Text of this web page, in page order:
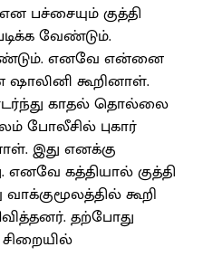
பச்சையும் குத்தி
வேண்டும்.
எனவே என்னை
கூறினாள்.
காதல் தொல்லை
போலீசில் புகார்
இது எனக்கு
எனவே கத்தியால் குத்தி
கூறி
தற்போது